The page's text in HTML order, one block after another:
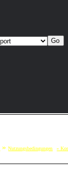
»Nutzungsbedingungen »